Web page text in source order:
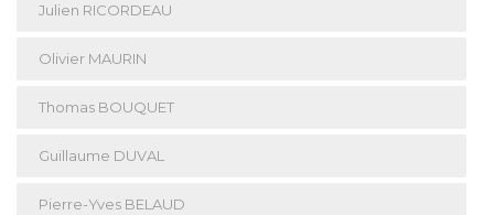
Julien RICORDEAU
Olivier MAURIN
Thomas BOUQUET
Guillaume DUVAL
Pierre-Yves BELAUD